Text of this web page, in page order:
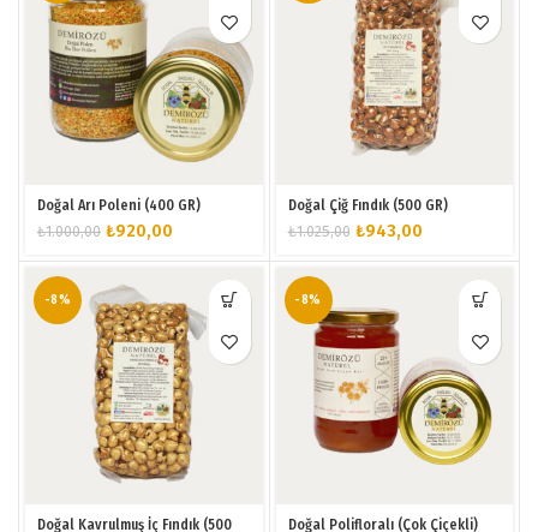
Doğal Arı Poleni (400 GR)
₺1.000,00 Orijinal
₺920,00
₺920,00.
Doğal Çiğ Fındık (500 GR)
₺1.025,00 Orijinal
₺943,00Şu
₺943,00.
-8%
Doğal Kavrulmuş İç Fındık (500
-8%
Doğal Polifloralı (Çok Çiçekli)